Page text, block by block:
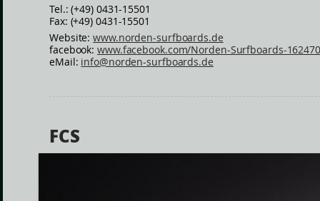
Tel.: (+49) 0431-15501
Fax: (+49) 0431-15501
Website:www.norden-surfboards.de
facebook:www.facebook.com/Norden-Surfboards-
eMail: info@norden-surfboards.de
FCS